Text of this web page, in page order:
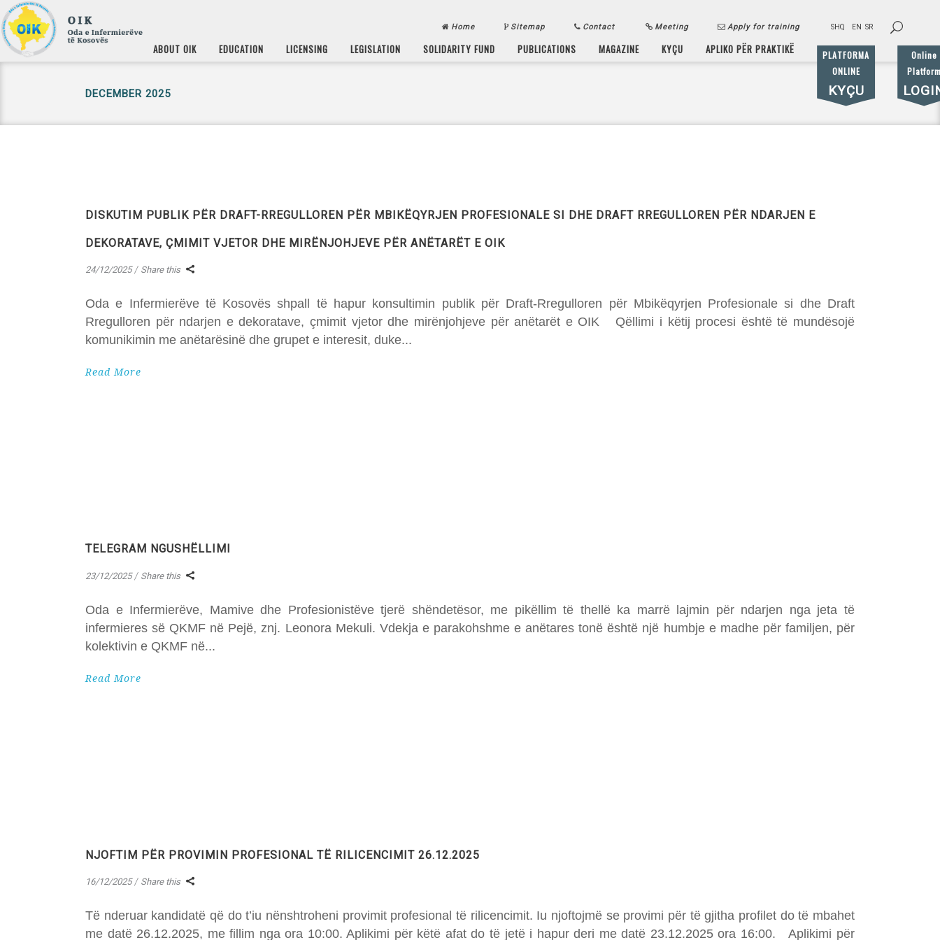
Home Sitemap Contact Meeting Apply for training SHQ EN SR
ABOUT OIK EDUCATION LICENSING LEGISLATION SOLIDARITY FUND PUBLICATIONS
Online
MAGAZINE
PLATFORMA
ONLINE
KYÇU
KYÇU APLIKO PËR PRAKTIKË
DECEMBER 2025
DISKUTIM PUBLIK PËR DRAFT-RREGULLOREN PËR MBIKËQYRJEN PROFESIONALE SI DHE DRAFT RREGULLOREN PËR NDARJEN E
DEKORATAVE, ÇMIMIT VJETOR DHE MIRËNJOHJEVE PËR ANËTARËT E OIK
24/12/2025 Share this
Oda e Infermierëve të Kosovës shpall të hapur konsultimin publik për Draft-Rregulloren për Mbikëqyrjen Profesionale si dhe Draft
Rregulloren për ndarjen e dekoratave, çmimit vjetor dhe mirënjohjeve për anëtarët e OIK Qëllimi i këtij procesi është të mundësojë
komunikimin me anëtarësinë dhe grupet e interesit, duke
Read More
TELEGRAM NGUSHËLLIMI
23/12/2025 Share this
Oda e Infermierëve, Mamive dhe Profesionistëve tjerë shëndetësor, me pikëllim të thellë ka marrë lajmin për ndarjen nga jeta të
infermieres së QKMF në Pejë, znj. Leonora Mekuli. Vdekja e parakohshme e anëtares tonë është një humbje e madhe për familjen, për
kolektivin e QKMF në
Read More
NJOFTIM PËR PROVIMIN PROFESIONAL TË RILICENCIMIT 26.12.2025
16/12/2025 Share this
Të nderuar kandidatë që do t’iu nënshtroheni provimit profesional të rilicencimit. Iu njoftojmë se provimi për të gjitha profilet do të mbahet
me datë 26.12.2025, me fillim nga ora 10:00. Aplikimi për këtë afat do të jetë i hapur deri me datë 23.12.2025 ora 16:00. Aplikimi për